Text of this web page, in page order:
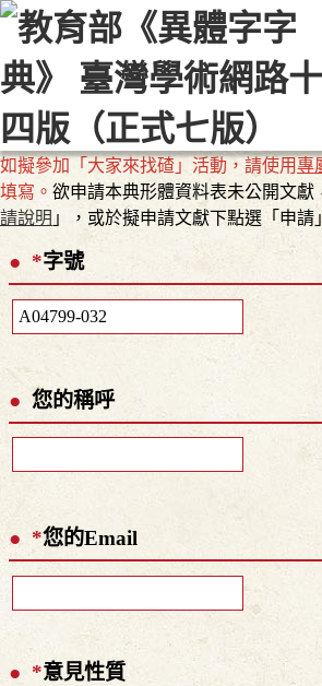
::: 最新消息 常見問題 編輯說明
顯示模式
網站導覽
如擬參加「大家來找碴」活動，請使用專
填寫。 欲申請本典形體資料表未公開文獻
請說明 」，或於擬申請文獻下點選「申請
*字號
您的稱呼
*您的Email
*意見性質